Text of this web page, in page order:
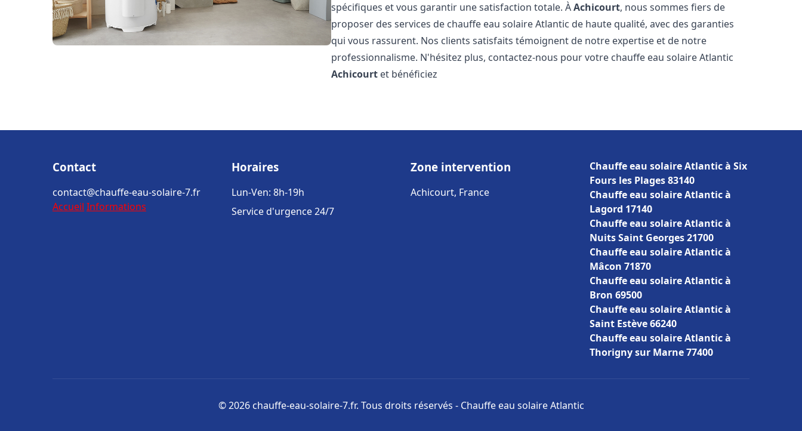
spécifiques et vous garantir une satisfaction totale. ÀAchicourt, nous sommes fiers de
proposer des services de chauffe eau solaire Atlantic de haute qualité, avec des garanties
qui vous rassurent. Nos clients satisfaits témoignent de notre expertise et de notre
professionnalisme. N'hésitez plus, contactez-nous pour votre chauffe eau solaire Atlantic
Achicourt et bénéficiez
Contact
contact@chauffe-eau-solaire-7.fr
Accueil Informations
Horaires
Lun-Ven: 8h-19h
Service d'urgence 24/7
Zone intervention
Achicourt, France
Chauffe eau solaire Atlantic à Six
Fours les Plages 83140
Chauffe eau solaire Atlantic à
Lagord 17140
Chauffe eau solaire Atlantic à
Nuits Saint Georges 21700
Chauffe eau solaire Atlantic à
Mâcon 71870
Chauffe eau solaire Atlantic à
Bron 69500
Chauffe eau solaire Atlantic à
Saint Estève 66240
Chauffe eau solaire Atlantic à
Thorigny sur Marne 77400
© 2026 chauffe-eau-solaire-7.fr. Tous droits réservés - Chauffe eau solaire Atlantic